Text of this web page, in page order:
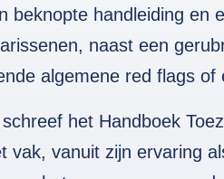
beknopte handleiding en
naast een
algemene red flags of
schreef het Handboek
vak, vanuit zijn ervaring